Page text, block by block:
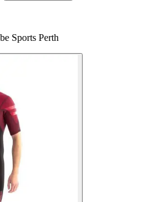
Sports Perth